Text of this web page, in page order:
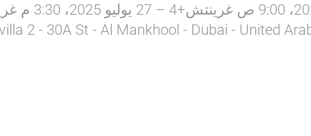
2 - 30A St - Al Mankhool - Dubai - United